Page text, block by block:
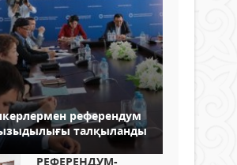
референдум
талқыланды
РЕФЕРЕНДУМ-